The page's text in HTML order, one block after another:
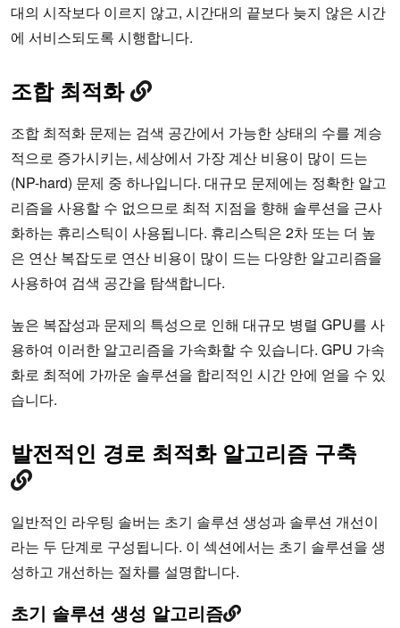
대의 시작보다 이르지 않고, 시간대의 끝보다 늦지 않은 시간
에 서비스되도록 시행합니다.
조합 최적화
조합 최적화 문제는 검색 공간에서 가능한 상태의 수를 계승
적으로 증가시키는, 세상에서 가장 계산 비용이 많이 드는
(NP-hard) 문제 중 하나입니다. 대규모 문제에는 정확한 알고
리즘을 사용할 수 없으므로 최적 지점을 향해 솔루션을 근사
화하는 휴리스틱이 사용됩니다. 휴리스틱은 2차 또는 더 높
은 연산 복잡도로 연산 비용이 많이 드는 다양한 알고리즘을
사용하여 검색 공간을 탐색합니다.
높은 복잡성과 문제의 특성으로 인해 대규모 병렬 GPU를 사
용하여 이러한 알고리즘을 가속화할 수 있습니다. GPU 가속
화로 최적에 가까운 솔루션을 합리적인 시간 안에 얻을 수 있
습니다.
발전적인 경로 최적화 알고리즘 구축
일반적인 라우팅 솔버는 초기 솔루션 생성과 솔루션 개선이
라는 두 단계로 구성됩니다. 이 섹션에서는 초기 솔루션을 생
성하고 개선하는 절차를 설명합니다.
초기 솔루션 생성 알고리즘